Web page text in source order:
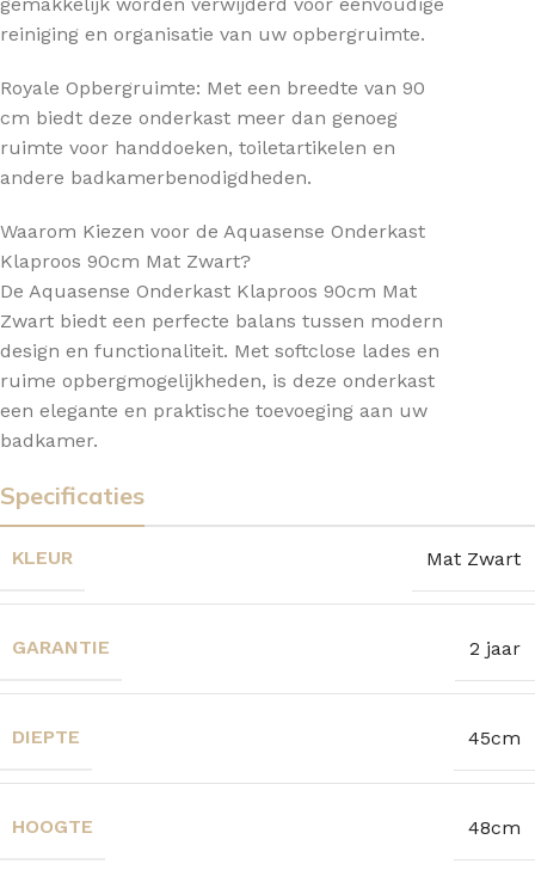
gemakkelijk worden verwijderd voor eenvoudige
reiniging en organisatie van uw opbergruimte.
Royale Opbergruimte: Met een breedte van 90
cm biedt deze onderkast meer dan genoeg
ruimte voor handdoeken, toiletartikelen en
andere badkamerbenodigdheden.
Waarom Kiezen voor de Aquasense Onderkast
Klaproos 90cm Mat Zwart?
De Aquasense Onderkast Klaproos 90cm Mat
Zwart biedt een perfecte balans tussen modern
design en functionaliteit. Met softclose lades en
ruime opbergmogelijkheden, is deze onderkast
een elegante en praktische toevoeging aan uw
badkamer.
Specificaties
KLEUR Mat Zwart
GARANTIE 2 jaar
DIEPTE 45cm
HOOGTE 48cm